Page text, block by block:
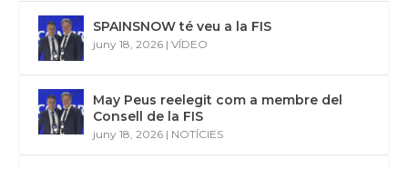
SPAINSNOW té veu a la FIS
juny 18, 2026 |VÍDEO
May Peus reelegit com a membre del
Consell de la FIS
juny 18, 2026 | NOTÍCIES